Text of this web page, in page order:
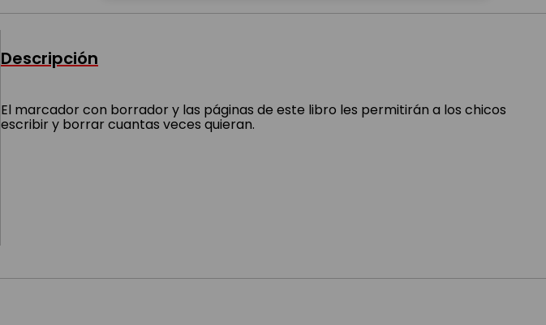
Descripción
El marcador con borrador y las páginas de este libro les permitirán a los chicos
escribir y borrar cuantas veces quieran.